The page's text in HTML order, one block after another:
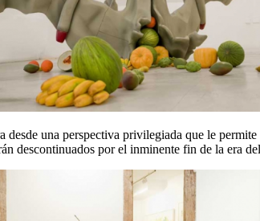
una perspectiva privilegiada que le
descontinuados por el inminente fin de la era